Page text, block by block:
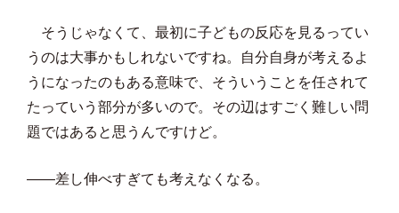
そうじゃなくて、最初に子どもの反応を見るってい
うのは大事かもしれないですね。自分自身が考えるよ
うになったのもある意味で、そういうことを任されて
たっていう部分が多いので。その辺はすごく難しい問
題ではあると思うんですけど。
――差し伸べすぎても考えなくなる。